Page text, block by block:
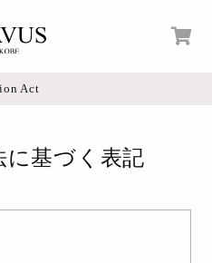
Act
に基づく表記